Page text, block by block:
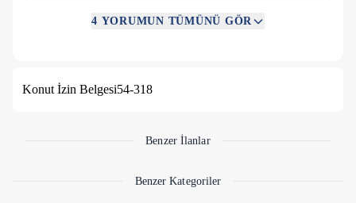
harikaydı gerçekten. çocuklarımla huzurlu bir tatil
4 YORUMUN TÜMÜNÜ GÖR
Konut İzin Belgesi54-318
Benzer İlanlar
Benzer Kategoriler